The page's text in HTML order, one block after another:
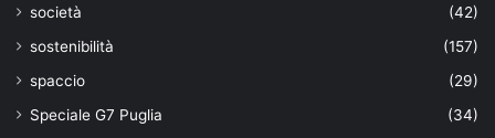
società
(42)
sostenibilità
(157)
spaccio
(29)
Speciale G7 Puglia
(34)